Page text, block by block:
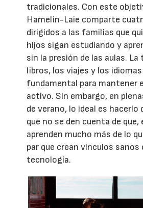
tradicionales. Con este
Hamelin-Laie comparte
dirigidos a las familias que
hijos sigan estudiando y
sin la presión de las aulas.
libros, los viajes y los
fundamental para mantener
activo. Sin embargo, en
de verano, lo ideal es hacerlo
que no se den cuenta de que,
aprenden mucho más de lo
par que crean vínculos sanos
tecnología.